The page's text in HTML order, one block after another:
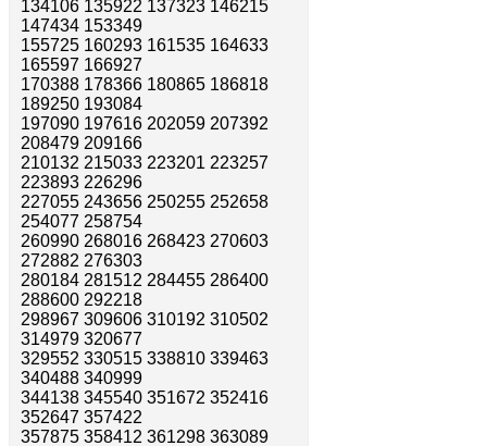
134106 135922 137323 146215
147434 153349
155725 160293 161535 164633
165597 166927
170388 178366 180865 186818
189250 193084
197090 197616 202059 207392
208479 209166
210132 215033 223201 223257
223893 226296
227055 243656 250255 252658
254077 258754
260990 268016 268423 270603
272882 276303
280184 281512 284455 286400
288600 292218
298967 309606 310192 310502
314979 320677
329552 330515 338810 339463
340488 340999
344138 345540 351672 352416
352647 357422
357875 358412 361298 363089